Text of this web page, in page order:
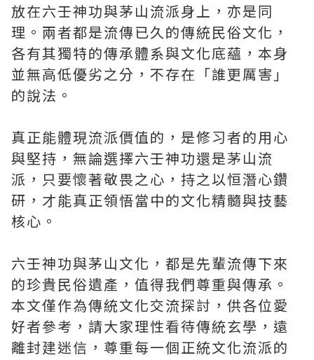
放在六壬神功與茅山流派身上，亦是同
理。兩者都是流傳已久的傳統民俗文化，
各有其獨特的傳承體系與文化底蘊，本身
並無高低優劣之分，不存在「誰更厲害」
的說法。
真正能體現流派價值的，是修习者的用心
與堅持，無論選擇六壬神功還是茅山流
派，只要懷著敬畏之心，持之以恒潛心鑽
研，才能真正領悟當中的文化精髓與技藝
核心。
六壬神功與茅山文化，都是先輩流傳下來
的珍貴民俗遺產，值得我們尊重與傳承。
本文僅作為傳統文化交流探討，供各位愛
好者參考，請大家理性看待傳統玄學，遠
離封建迷信，尊重每一個正統文化流派的